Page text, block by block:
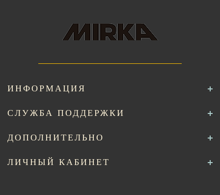
ИНФОРМАЦИЯ
СЛУЖБА ПОДДЕРЖКИ
ДОПОЛНИТЕЛЬНО
ЛИЧНЫЙ КАБИНЕТ